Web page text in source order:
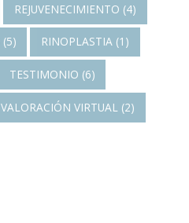
REJUVENECIMIENTO (4)
(5) RINOPLASTIA (1)
TESTIMONIO (6)
VALORACIÓN VIRTUAL (2)